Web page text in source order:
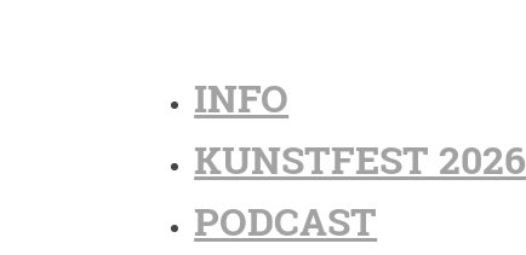
INFO
KUNSTFEST 2026
PODCAST